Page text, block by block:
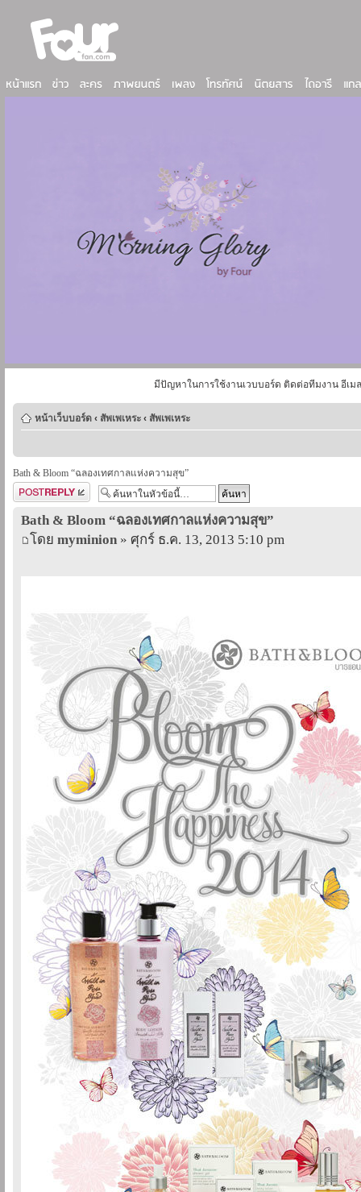
มีปัญหาในการใช้งานเวบบอร์ด ติดต่อทีมงาน อีเม
หน้าเว็บบอร์ด ‹ สัพเพเหระ ‹ สัพเพเหระ
Bath & Bloom “ฉลองเทศกาลแห่งความสุข”
ตอบกระทู้
Bath & Bloom “ฉลองเทศกาลแห่งความสุข”
โดย myminion » ศุกร์ ธ.ค. 13, 2013 5:10 pm